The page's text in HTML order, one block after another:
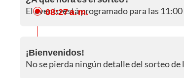
El evento está programado para las
08:27 a. m.
¡Bienvenidos!
No se pierda ningún detalle del sorteo de